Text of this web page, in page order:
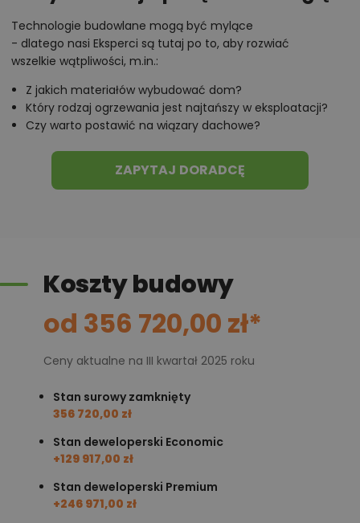
prysznicem oraz pralnio-suszarnia, ułatwiająca
organizację i utrzymanie porządku. W sypialni głównej
znajduje się osobna łazienka i garderoba, co zapewni
rodzicom większą prywatność. Każdy z pokoi został
doskonale doświetlony za sprawą okien połaciowych
i portfenetrów.
Chcesz uzyskać więcej informacji o tym
projekcie, na przykład:
parametrach,
tego projektu,
informacje szczegółowe - np. wymiary
lub
Technologie budowlane mogą być mylące
- dlatego nasi Eksperci są tutaj po to, aby rozwiać
wszelkie wątpliwości, m.in.:
Z jakich materiałów wybudować dom?
Który rodzaj ogrzewania jest najtańszy w eksploatacji?
Czy warto postawić na wiązary dachowe?
ZAPYTAJ DORADCĘ
Koszty budowy
od 356 720,00 zł*
Ceny aktualne na III kwartał 2025 roku
Stan surowy zamknięty
356 720,00 zł
Stan deweloperski Economic
+129 917,00 zł
Stan deweloperski Premium
+246 971,00 zł